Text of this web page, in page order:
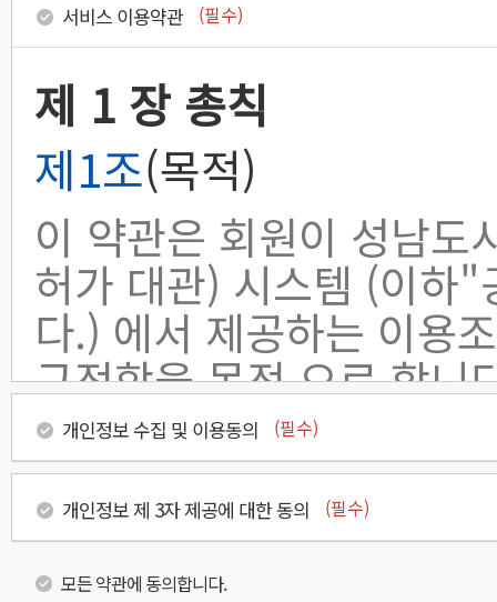
서비스 이용약관 (필수)
제 1 장 총칙
제1조(목적)
이 약관은 회원이 성남도
허가 대관) 시스템 (이하
다.) 에서 제공하는 이용
규정함을 목적 으로 합니
제2조(약관의 효력 및
1. 이 약관은 이용자가
에 가입함으로써 효력
개인정보 수집 및 이용동의 (필수)
개인정보 제 3자 제공에 대한 동의 (필수)
모든 약관에 동의합니다.